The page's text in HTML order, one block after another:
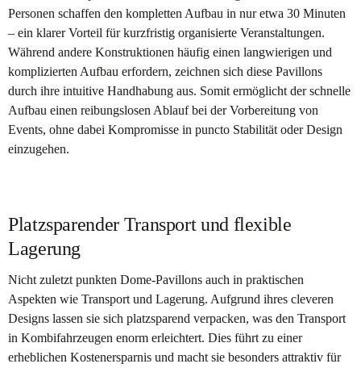
Personen schaffen den kompletten Aufbau in nur etwa 30 Minuten
– ein klarer Vorteil für kurzfristig organisierte Veranstaltungen.
Während andere Konstruktionen häufig einen langwierigen und
komplizierten Aufbau erfordern, zeichnen sich diese Pavillons
durch ihre intuitive Handhabung aus. Somit ermöglicht der schnelle
Aufbau einen reibungslosen Ablauf bei der Vorbereitung von
Events, ohne dabei Kompromisse in puncto Stabilität oder Design
einzugehen.
Platzsparender Transport und flexible
Lagerung
Nicht zuletzt punkten Dome-Pavillons auch in praktischen
Aspekten wie Transport und Lagerung. Aufgrund ihres cleveren
Designs lassen sie sich platzsparend verpacken, was den Transport
in Kombifahrzeugen enorm erleichtert. Dies führt zu einer
erheblichen Kostenersparnis und macht sie besonders attraktiv für